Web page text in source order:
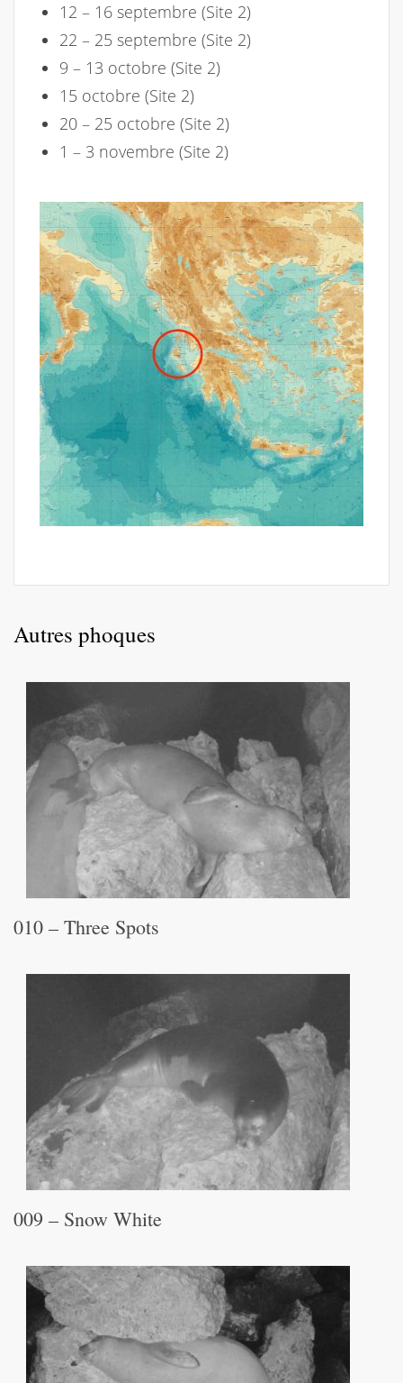
12 – 16 septembre (Site 2)
22 – 25 septembre (Site 2)
9 – 13 octobre (Site 2)
15 octobre (Site 2)
20 – 25 octobre (Site 2)
1 – 3 novembre (Site 2)
Autres phoques
010 – Three Spots
009 – Snow White